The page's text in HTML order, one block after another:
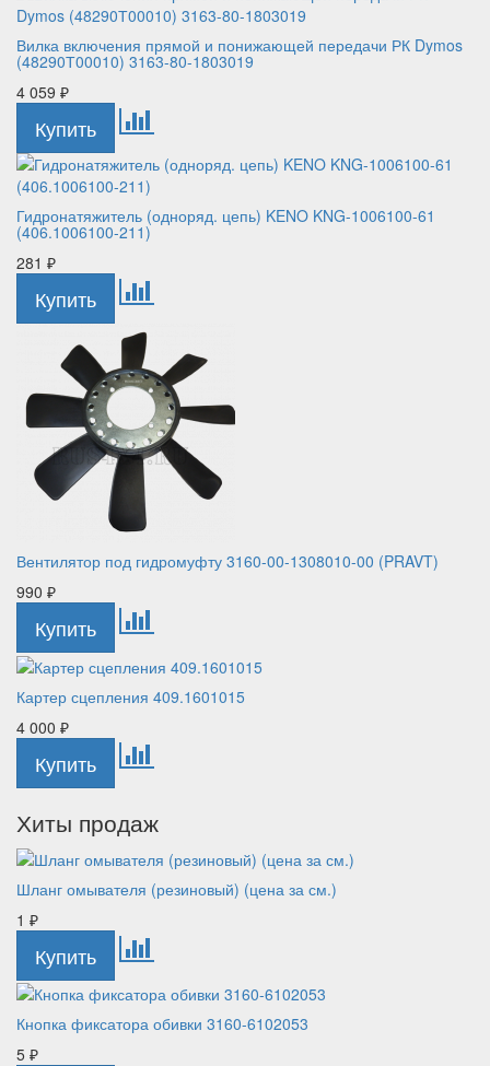
Вилка включения прямой и понижающей передачи РК Dymos
(48290Т00010) 3163-80-1803019
4 059 ₽
Гидронатяжитель (одноряд. цепь) KENO KNG-1006100-61
(406.1006100-211)
281 ₽
Вентилятор под гидромуфту 3160-00-1308010-00 (PRAVT)
990 ₽
Картер сцепления 409.1601015
4 000 ₽
Хиты продаж
Шланг омывателя (резиновый) (цена за см.)
1 ₽
Кнопка фиксатора обивки 3160-6102053
5 ₽